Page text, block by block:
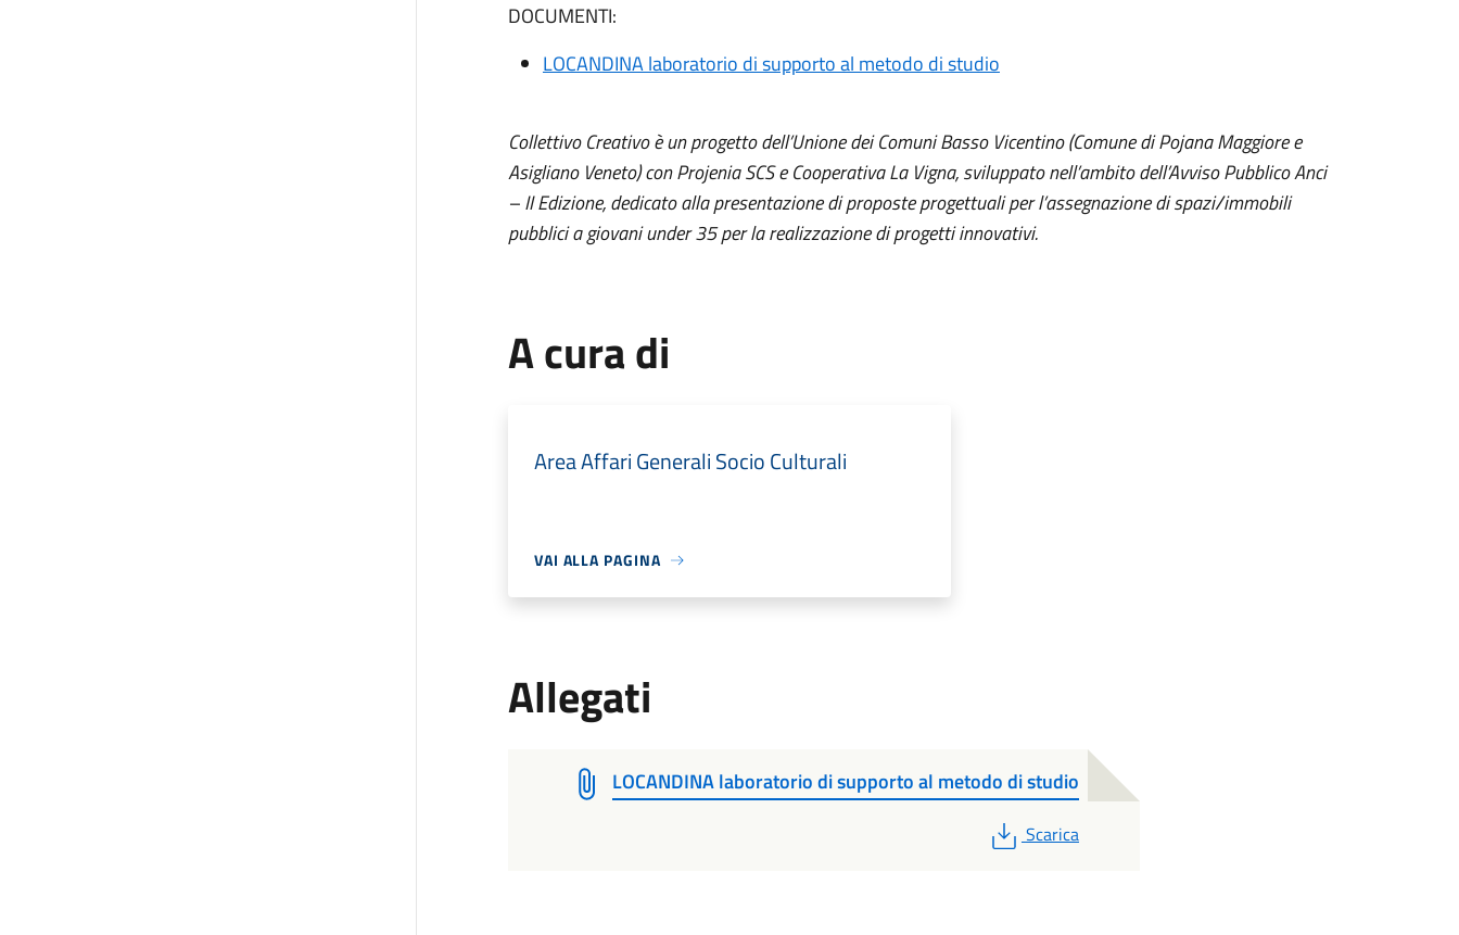
DOCUMENTI:
LOCANDINA laboratorio di supporto al metodo di studio
Collettivo Creativo è un progetto dell’Unione dei Comuni Basso Vicentino (Comune di Pojana Maggiore e
Asigliano Veneto) con Projenia SCS e Cooperativa La Vigna, sviluppato nell’ambito dell’Avviso Pubblico Anci
– II Edizione, dedicato alla presentazione di proposte progettuali per l’assegnazione di spazi/immobili
pubblici a giovani under 35 per la realizzazione di progetti innovativi.
A cura di
Area Affari Generali Socio Culturali
VAI ALLA PAGINA
Allegati
LOCANDINA laboratorio di supporto al metodo di studio
PDF
Scarica